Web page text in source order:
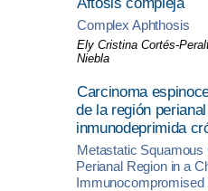
Complex Aphthosis
Ely Cristina Cortés-
Niebla
Carcinoma
de la región
inmunodeprimida
Metastatic
Perianal Region in a
Immunocompromised